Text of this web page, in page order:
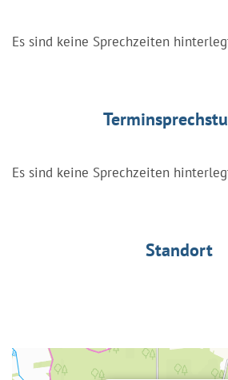
Es sind keine Sprechzeiten
Es sind keine Sprechzeiten
Standort